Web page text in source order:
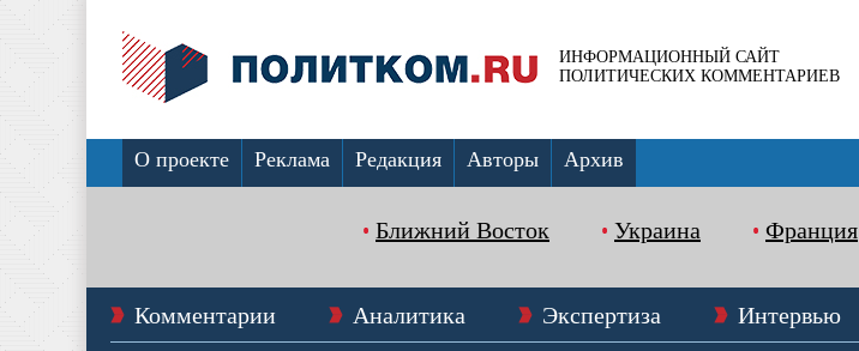
ИНФОРМАЦИОННЫЙ САЙТ
ПОЛИТИЧЕСКИХ КОММЕНТАРИЕВ
О проекте Реклама Редакция Авторы Архив
Ближний Восток Украина Франция
Комментарии Аналитика Экспертиза Интервью